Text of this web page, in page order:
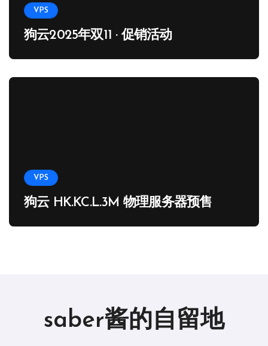
VPS
狗云2025年双11 · 促销活动
VPS
狗云 HK.KC.L.3M 物理服务器预售
saber酱的自留地